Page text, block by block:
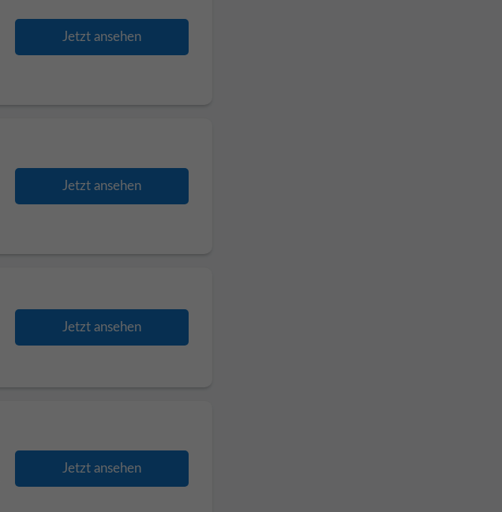
Jetzt ansehen
Jetzt ansehen
Jetzt ansehen
Jetzt ansehen